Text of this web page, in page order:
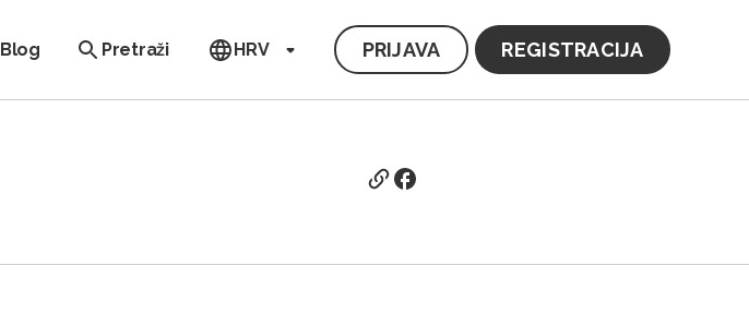
Blog Pretraži HRV PRIJAVA REGISTRACIJA